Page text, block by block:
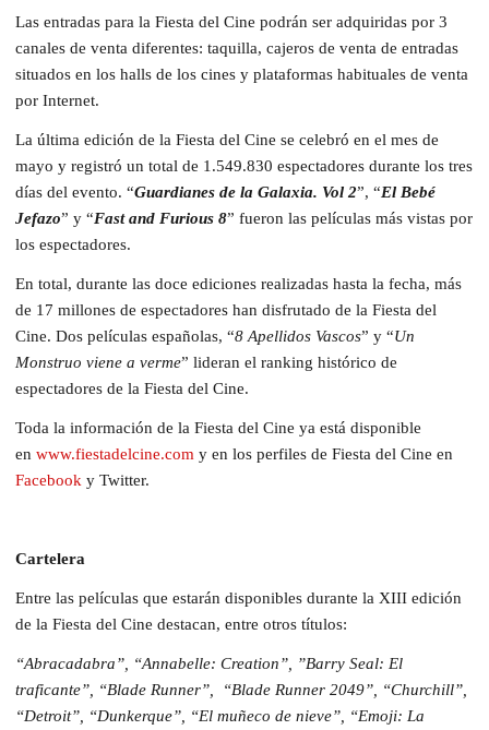
Las entradas para la Fiesta del Cine podrán ser adquiridas por 3
canales de venta diferentes: taquilla, cajeros de venta de entradas
situados en los halls de los cines y plataformas habituales de venta
por Internet.
La última edición de la Fiesta del Cine se celebró en el mes de
mayo y registró un total de 1.549.830 espectadores durante los tres
días del evento. “Guardianes de la Galaxia. Vol 2”, “El Bebé
Jefazo” y “Fast and Furious 8” fueron las películas más vistas por
los espectadores.
En total, durante las doce ediciones realizadas hasta la fecha, más
de 17 millones de espectadores han disfrutado de la Fiesta del
Cine. Dos películas españolas, “8 Apellidos Vascos” y “Un
Monstruo viene a verme” lideran el ranking histórico de
espectadores de la Fiesta del Cine.
Toda la información de la Fiesta del Cine ya está disponible
en www.fiestadelcine.com y en los perfiles de Fiesta del Cine en
Facebook y Twitter.
Cartelera
Entre las películas que estarán disponibles durante la XIII edición
de la Fiesta del Cine destacan, entre otros títulos:
“Abracadabra”, “Annabelle: Creation”, ”Barry Seal: El
traficante”, “Blade Runner”, “Blade Runner 2049”, “Churchill”,
“Detroit”, “Dunkerque”, “El muñeco de nieve”, “Emoji: La